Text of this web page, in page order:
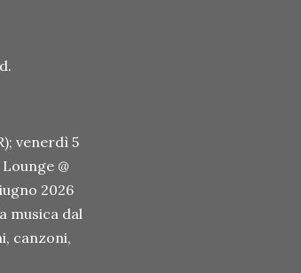
venerdì 5
@
2026
musica dal
canzoni,